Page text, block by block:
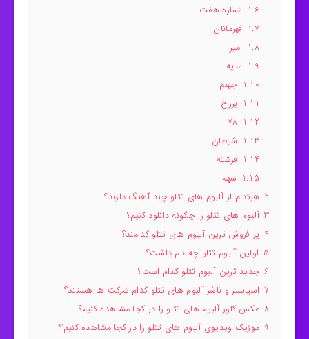
1.6 شماره هفت
1.7 قهرمانان
1.8 امیر
1.9 سایه
1.10 جهنم
1.11 برزخ
1.12 ۷۸
1.13 شیطان
1.14 فرشته
1.15 سهم
2 هرکدام از آلبوم های تتلو چند آهنگ دارند؟
3 آلبوم های تتلو را چگونه دانلود کنیم؟
4 پر فروش ترین آلبوم های تتلو کدامند؟
5 اولین آلبوم تتلو چه نام داشت؟
6 جدید ترین آلبوم تتلو کدام است؟
7 اسپانسر و ناشر آلبوم های تتلو کدام شرکت ها هستند؟
8 عکس کاور آلبوم های تتلو را در کجا مشاهده کنیم؟
9 موزیک ویدیوی آلبوم های تتلو را در کجا مشاهده کنیم؟